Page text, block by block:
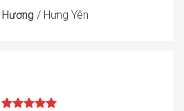
Hương / Hưng Yên